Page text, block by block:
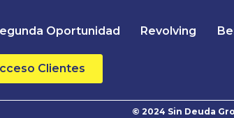
Oportunidad Revolving
Clientes
© 2024 Sin Deuda